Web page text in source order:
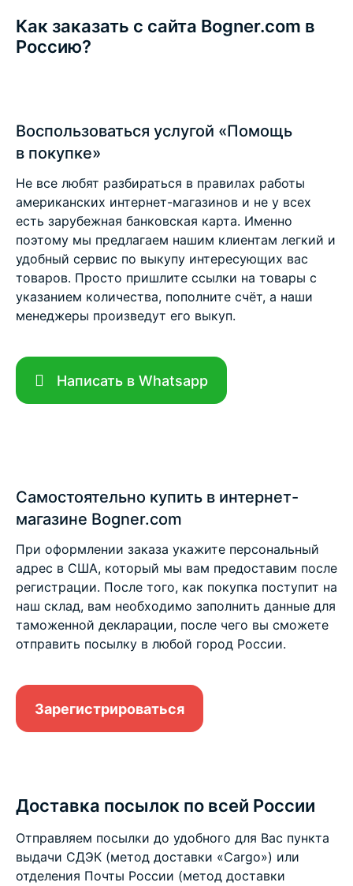
Как заказать с сайта Bogner.com в
Россию?
Воспользоваться услугой «Помощь
в покупке»
Не все любят разбираться в правилах работы
американских интернет-магазинов и не у всех
есть зарубежная банковская карта. Именно
поэтому мы предлагаем нашим клиентам легкий и
удобный сервис по выкупу интересующих вас
товаров. Просто пришлите ссылки на товары с
указанием количества, пополните счёт, а наши
менеджеры произведут его выкуп.
Написать в Whatsapp
Самостоятельно купить в интернет-
магазине Bogner.com
При оформлении заказа укажите персональный
адрес в США, который мы вам предоставим после
регистрации. После того, как покупка поступит на
наш склад, вам необходимо заполнить данные для
таможенной декларации, после чего вы сможете
отправить посылку в любой город России.
Зарегистрироваться
Доставка посылок по всей России
Отправляем посылки до удобного для Вас пункта
выдачи СДЭК (метод доставки «Cargo») или
отделения Почты России (метод доставки